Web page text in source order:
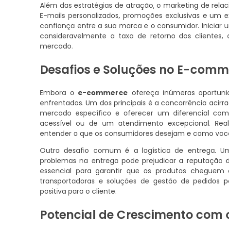
Além das estratégias de atração, o marketing de
E-mails personalizados, promoções exclusivas e
confiança entre a sua marca e o consumidor. Iniciar
consideravelmente a taxa de retorno dos
mercado.
Desafios e Soluções no E-
Embora o e-commerce ofereça inúmeras
enfrentados. Um dos principais é a concorrência
mercado específico e oferecer um diferencial
acessível ou de um atendimento excepcional.
entender o que os consumidores desejam e como
Outro desafio comum é a logística de entrega.
problemas na entrega pode prejudicar a
essencial para garantir que os produtos
transportadoras e soluções de gestão de pedidos
positiva para o cliente.
Potencial de Crescimento com